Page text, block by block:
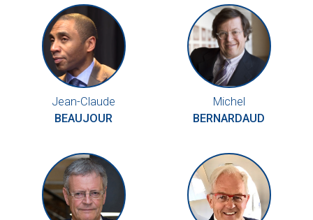
Jean-Claude
BEAUJOUR
Michel
BERNARDAUD